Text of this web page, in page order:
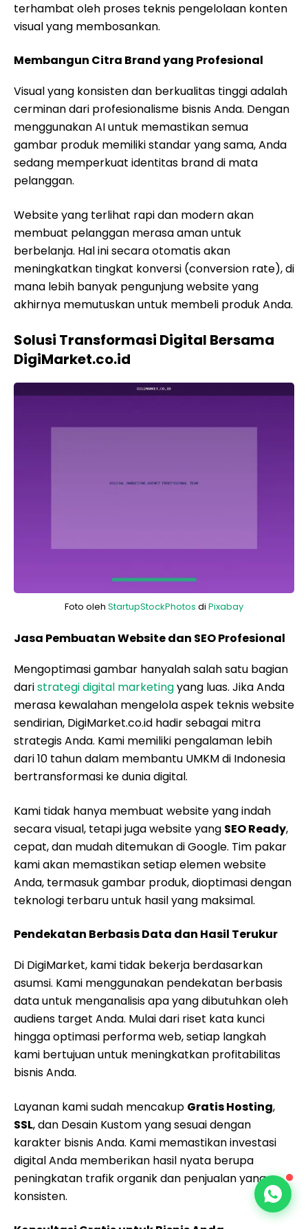
terhambat oleh proses teknis pengelolaan konten
visual yang membosankan.
Membangun Citra Brand yang Profesional
Visual yang konsisten dan berkualitas tinggi adalah
cerminan dari profesionalisme bisnis Anda. Dengan
menggunakan AI untuk memastikan semua
gambar produk memiliki standar yang sama, Anda
sedang memperkuat identitas brand di mata
pelanggan.
Website yang terlihat rapi dan modern akan
membuat pelanggan merasa aman untuk
berbelanja. Hal ini secara otomatis akan
meningkatkan tingkat konversi (conversion rate), di
mana lebih banyak pengunjung website yang
akhirnya memutuskan untuk membeli produk Anda.
Solusi Transformasi Digital Bersama
DigiMarket.co.id
Foto oleh StartupStockPhotos di Pixabay
Jasa Pembuatan Website dan SEO Profesional
Mengoptimasi gambar hanyalah salah satu bagian
daristrategi digital marketingyang luas. Jika Anda
merasa kewalahan mengelola aspek teknis website
sendirian, DigiMarket.co.id hadir sebagai mitra
strategis Anda. Kami memiliki pengalaman lebih
dari 10 tahun dalam membantu UMKM di Indonesia
bertransformasi ke dunia digital.
Kami tidak hanya membuat website yang indah
secara visual, tetapi juga website yang SEO Ready,
cepat, dan mudah ditemukan di Google. Tim pakar
kami akan memastikan setiap elemen website
Anda, termasuk gambar produk, dioptimasi dengan
teknologi terbaru untuk hasil yang maksimal.
Pendekatan Berbasis Data dan Hasil Terukur
Di DigiMarket, kami tidak bekerja berdasarkan
asumsi. Kami menggunakan pendekatan berbasis
data untuk menganalisis apa yang dibutuhkan oleh
audiens target Anda. Mulai dari riset kata kunci
hingga optimasi performa web, setiap langkah
kami bertujuan untuk meningkatkan profitabilitas
bisnis Anda.
Layanan kami sudah mencakup Gratis Hosting,
SSL, dan Desain Kustom yang sesuai dengan
karakter bisnis Anda. Kami memastikan investasi
digital Anda memberikan hasil nyata berupa
peningkatan trafik organik dan penjualan yang
konsisten.